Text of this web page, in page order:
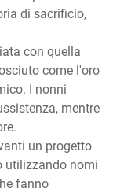
di sacrificio,
con quella
come l'oro
I nonni
mentre
un progetto
utilizzando nomi
fanno